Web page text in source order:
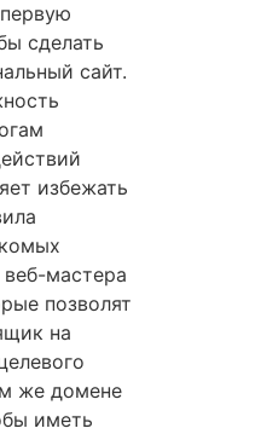
сделать
сайт.
избежать
мастера
позволят
на
же домене
иметь